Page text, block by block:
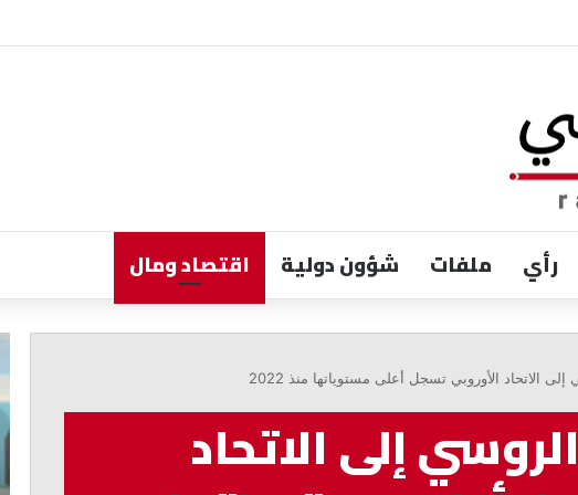
رأي ملفات شؤون دولية اقتصاد ومال
الاتحاد الأوروبي تسجل أعلى مستوياتها منذ 2022
إلى الاتحاد
خطاب
الكراهية
تبدأ
بالمحبة
والحوار